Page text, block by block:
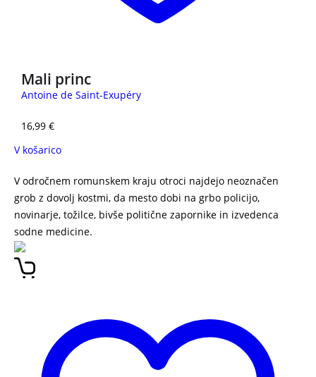
Mali princ
Antoine de Saint-Exupéry
16,99 €
V košarico
V odročnem romunskem kraju otroci najdejo neoznačen
grob z dovolj kostmi, da mesto dobi na grbo policijo,
novinarje, tožilce, bivše politične zapornike in izvedenca
sodne medicine.